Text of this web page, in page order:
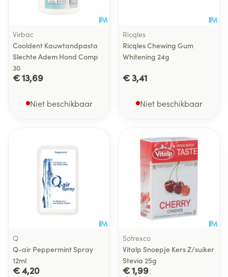
Virbac
Cooldent Kauwtandpasta
Slechte Adem Hond Comp
30
€ 13,69
Niet beschikbaar
Ricqles
Ricqles Chewing Gum
Whitening 24g
€ 3,41
Niet beschikbaar
Q
Q-air Peppermint Spray
12ml
€ 4,20
Sotrexco
Vitalp Snoepje Kers Z/suiker
Stevia 25g
€ 1,99